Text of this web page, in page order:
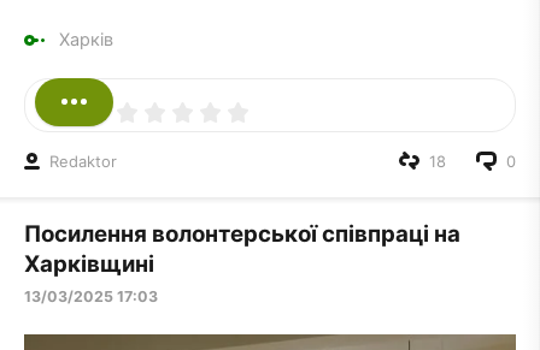
Харків
Redaktor 0
18
Посилення волонтерської співпраці на
Харківщині
13/03/2025 17:03